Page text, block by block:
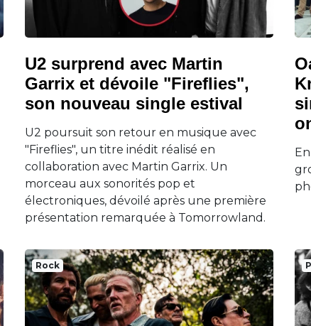
U2 surprend avec Martin
Garrix et dévoile "Fireflies",
son nouveau single estival
U2 poursuit son retour en musique avec
"Fireflies", un titre inédit réalisé en
collaboration avec Martin Garrix. Un
morceau aux sonorités pop et
électroniques, dévoilé après une première
présentation remarquée à Tomorrowland.
Rock